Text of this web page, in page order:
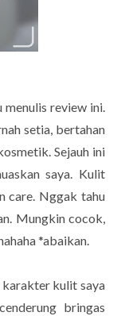
menulis review ini.
setia, bertahan
Sejauh ini
saya. Kulit
care. Nggak tahu
Mungkin cocok,
*abaikan.
karakter kulit saya
bringas